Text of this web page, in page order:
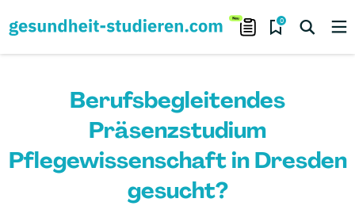
0
Berufsbegleitendes
Präsenzstudium
Pflegewissenschaft in Dresden
gesucht?